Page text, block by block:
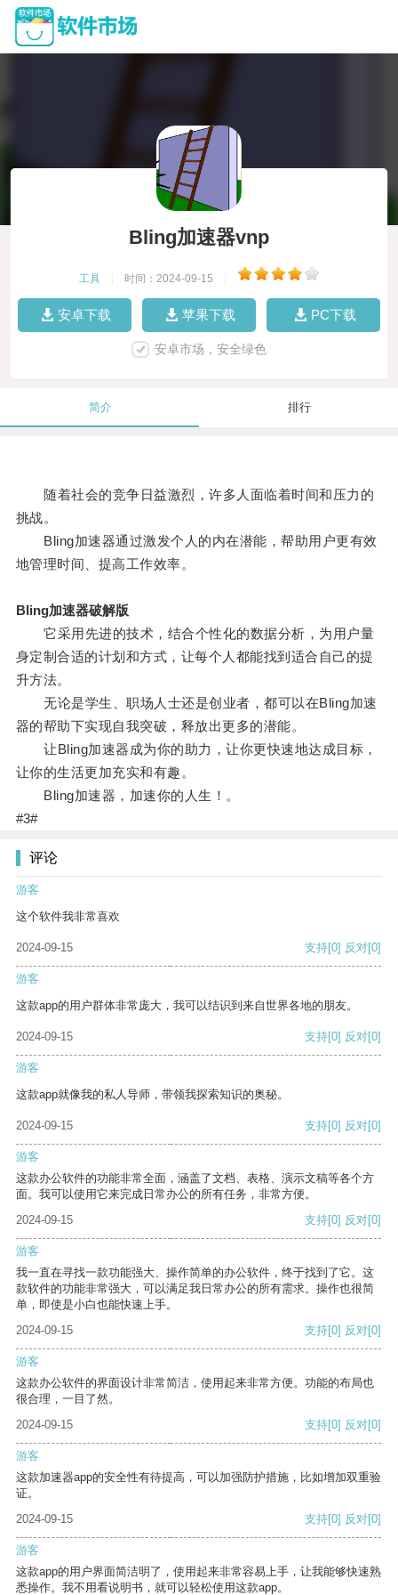
Bling加速器vnp
工具 时间：2024-09-15
安卓下载 苹果下载 PC下载
安卓市场，安全绿色
简介 排行
随着社会的竞争日益激烈，许多人面临着时间和压力的
挑战。
Bling加速器通过激发个人的内在潜能，帮助用户更有效
地管理时间、提高工作效率。
Bling加速器破解版
它采用先进的技术，结合个性化的数据分析，为用户量
身定制合适的计划和方式，让每个人都能找到适合自己的提
升方法。
无论是学生、职场人士还是创业者，都可以在Bling加速
器的帮助下实现自我突破，释放出更多的潜能。
让Bling加速器成为你的助力，让你更快速地达成目标，
让你的生活更加充实和有趣。
Bling加速器，加速你的人生！。
#3#
评论
游客
这个软件我非常喜欢
2024-09-15 支持[0] 反对[0]
游客
这款app的用户群体非常庞大，我可以结识到来自世界各地的朋友。
2024-09-15 支持[0] 反对[0]
游客
这款app就像我的私人导师，带领我探索知识的奥秘。
2024-09-15 支持[0] 反对[0]
游客
这款办公软件的功能非常全面，涵盖了文档、表格、演示文稿等各个方
面。我可以使用它来完成日常办公的所有任务，非常方便。
2024-09-15
支持[0] 反对[0]
游客
我一直在寻找一款功能强大、操作简单的办公软件，终于找到了它。这
款软件的功能非常强大，可以满足我日常办公的所有需求。操作也很简
单，即使是小白也能快速上手。
2024-09-15
支持[0] 反对[0]
游客
这款办公软件的界面设计非常简洁，使用起来非常方便。功能的布局也
很合理，一目了然。
2024-09-15
支持[0] 反对[0]
游客
这款加速器app的安全性有待提高，可以加强防护措施，比如增加双重验
证。
2024-09-15
支持[0] 反对[0]
游客
这款app的用户界面简洁明了，使用起来非常容易上手，让我能够快速熟
悉操作。我不用看说明书，就可以轻松使用这款app。